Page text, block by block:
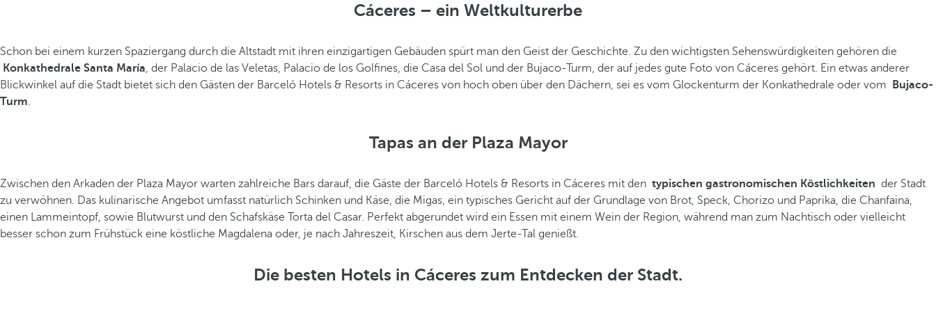
Cáceres – ein Weltkulturerbe
Schon bei einem kurzen Spaziergang durch die Altstadt mit ihren einzigartigen Gebäuden spürt man den Geist der Geschichte. Zu den wichtigsten Sehenswürdigkeiten gehören die
Konkathedrale Santa María, der Palacio de las Veletas, Palacio de los Golfines, die Casa del Sol und der Bujaco-Turm, der auf jedes gute Foto von Cáceres gehört. Ein etwas anderer
Blickwinkel auf die Stadt bietet sich den Gästen der Barceló Hotels & Resorts in Cáceres von hoch oben über den Dächern, sei es vom Glockenturm der Konkathedrale oder vom
Bujaco-
Turm.
Tapas an der Plaza Mayor
Zwischen den Arkaden der Plaza Mayor warten zahlreiche Bars darauf, die Gäste der Barceló Hotels & Resorts in Cáceres mit den typischen gastronomischen Köstlichkeiten der Stadt
zu verwöhnen. Das kulinarische Angebot umfasst natürlich Schinken und Käse, die Migas, ein typisches Gericht auf der Grundlage von Brot, Speck, Chorizo und Paprika, die Chanfaina,
einen Lammeintopf, sowie Blutwurst und den Schafskäse Torta del Casar. Perfekt abgerundet wird ein Essen mit einem Wein der Region, während man zum Nachtisch oder vielleicht
besser schon zum Frühstück eine köstliche Magdalena oder, je nach Jahreszeit, Kirschen aus dem Jerte-Tal genießt.
Die besten Hotels in Cáceres zum Entdecken der Stadt.